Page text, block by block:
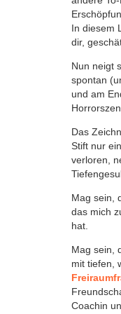
In diesem
dir,
Nun neigt
spontan
und am
Das
Stift nur
verloren,
Mag sein,
das mich
hat.
Mag sein,
mit tiefen,
Coachin